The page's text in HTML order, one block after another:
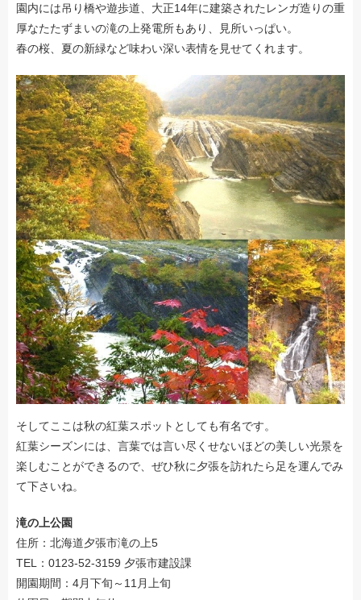
園内には吊り橋や遊歩道、大正14年に建築されたレンガ造りの重
厚なたたずまいの滝の上発電所もあり、見所いっぱい。
春の桜、夏の新緑など味わい深い表情を見せてくれます。
そしてここは秋の紅葉スポットとしても有名です。
紅葉シーズンには、言葉では言い尽くせないほどの美しい光景を
楽しむことができるので、ぜひ秋に夕張を訪れたら足を運んでみ
て下さいね。
滝の上公園
住所：北海道夕張市滝の上5
TEL：0123-52-3159 夕張市建設課
開園期間：4月下旬～11月上旬